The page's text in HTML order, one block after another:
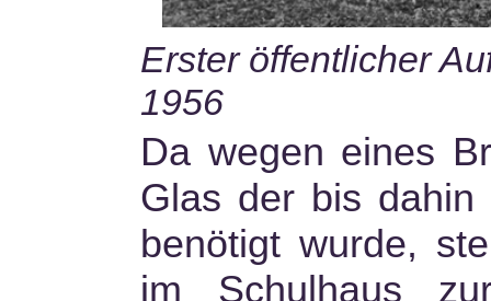
Erster öffentlicher
1956
Da wegen eines
Glas der bis dahin
benötigt wurde,
im Schulhaus